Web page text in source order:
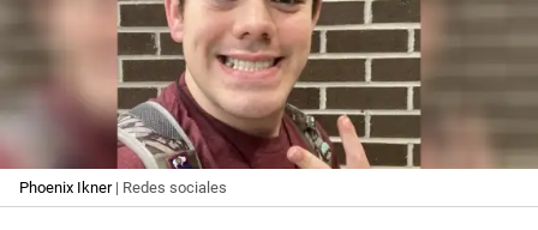
Phoenix Ikner| Redes sociales